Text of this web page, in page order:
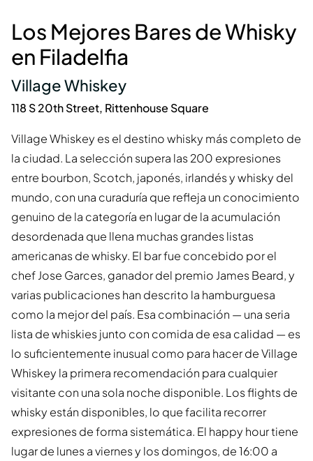
Los Mejores Bares de Whisky
en Filadelfia
Village Whiskey
118 S 20th Street, Rittenhouse Square
Village Whiskey es el destino whisky más completo de
la ciudad. La selección supera las 200 expresiones
entre bourbon, Scotch, japonés, irlandés y whisky del
mundo, con una curaduría que refleja un conocimiento
genuino de la categoría en lugar de la acumulación
desordenada que llena muchas grandes listas
americanas de whisky. El bar fue concebido por el
chef Jose Garces, ganador del premio James Beard, y
varias publicaciones han descrito la hamburguesa
como la mejor del país. Esa combinación — una seria
lista de whiskies junto con comida de esa calidad — es
lo suficientemente inusual como para hacer de Village
Whiskey la primera recomendación para cualquier
visitante con una sola noche disponible. Los flights de
whisky están disponibles, lo que facilita recorrer
expresiones de forma sistemática. El happy hour tiene
lugar de lunes a viernes y los domingos, de 16:00 a